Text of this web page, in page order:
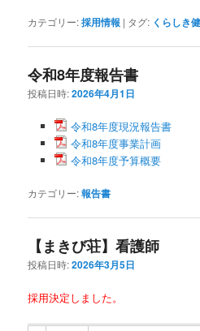
カテゴリー:採用情報 | タグ: くらしき
令和8年度報告書
投稿日時:2026年4月1日
令和8年度現況報告書
令和8年度事業計画
令和8年度予算概要
カテゴリー:報告書
【まきび荘】看護師
投稿日時:2026年3月5日
採用決定しました。